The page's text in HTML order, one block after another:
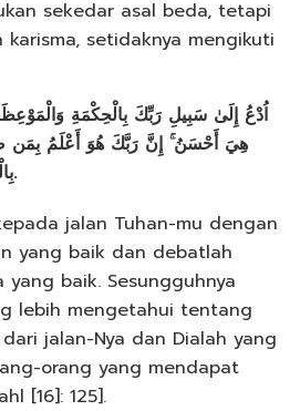
sekedar asal beda, tetapi
setidaknya mengikuti
اُدْعُ إِلَىٰ سَبِيلِ رَبِّكَ بِالْحِكْمَةِ
هِيَ أَحْسَنُ ۚ إِنَّ رَبَّكَ هُوَ أَعْلَمُ بِمَن
بِالْمُهْتَدِينَ [النحل، 16: ١٢٥].
jalan Tuhan-mu dengan
yang baik dan debatlah
baik. Sesungguhnya
lebih mengetahui tentang
jalan-Nya dan Dialah yang
orang yang mendapat
[16]: 125].